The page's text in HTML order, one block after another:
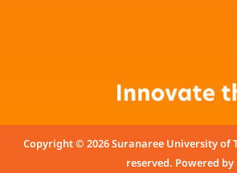
Copyright © 2026 Suranaree University of
reserved. Powered by